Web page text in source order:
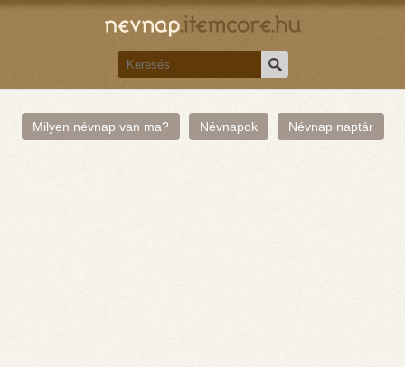
Milyen névnap van ma? Névnapok Névnap naptár